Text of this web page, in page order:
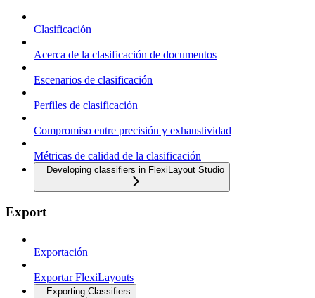
Clasificación
Acerca de la clasificación de documentos
Escenarios de clasificación
Perfiles de clasificación
Compromiso entre precisión y exhaustividad
Métricas de calidad de la clasificación
Developing classifiers in FlexiLayout Studio
Export
Exportación
Exportar FlexiLayouts
Exporting Classifiers